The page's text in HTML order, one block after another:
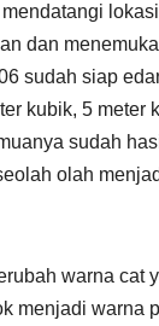
dan
sudah siap
kubik, 5 meter
sudah
olah
warna cat
menjadi warna